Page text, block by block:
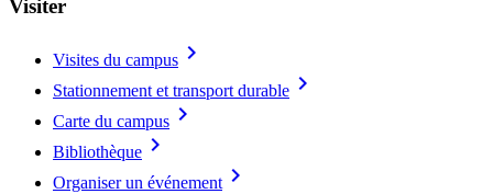
Visiter
Visites du campus chevron_right
Stationnement et transport durable chevron_right
Carte du campus chevron_right
Bibliothèque chevron_right
Organiser un événement chevron_right